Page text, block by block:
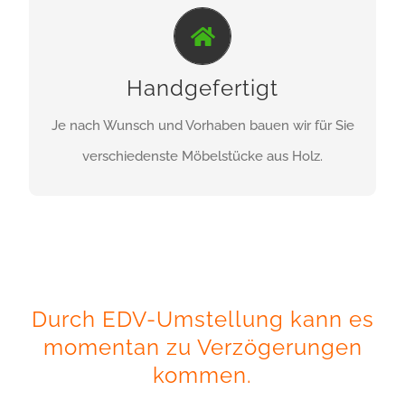
Handgefertigt
Je nach Wunsch und Vorhaben bauen wir für Sie
verschiedenste Möbelstücke aus Holz.
INDIVIDUELL GEPLANT...
individuelle Anfertigungen
ZU DEN PRODUKTEN
Durch EDV-Umstellung kann es
momentan zu Verzögerungen
kommen.